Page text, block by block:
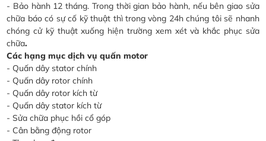
- Bảo hành 12 tháng. Trong thời gian bảo hành, nếu bên giao sửa
chữa báo có sự cố kỹ thuật thì trong vòng 24h chúng tôi sẽ nhanh
chóng cử kỹ thuật xuống hiện trường xem xét và khắc phục sửa
chữa.
Các hạng mục dịch vụ quấn motor
- Quấn dây stator chính
- Quấn dây rotor chính
- Quấn dây rotor kích từ
- Quấn dây stator kích từ
- Sửa chữa phục hồi cổ góp
- Cân bằng động rotor